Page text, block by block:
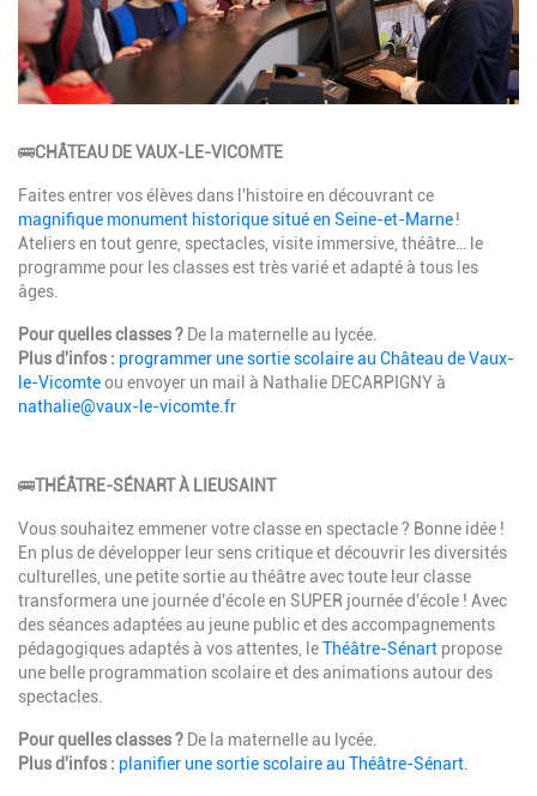
Description
🚌CHÂTEAU DE VAUX-LE-VICOMTE
Faites entrer vos élèves dans l'histoire en découvrant ce
magnifique monument historique situé en Seine-et-Marne!
Ateliers en tout genre, spectacles, visite immersive, théâtre… le
programme pour les classes est très varié et adapté à tous les
âges.
Pour quelles classes ? De la maternelle au lycée.
Plus d'infos : programmer une sortie scolaire au Château de Vaux-
le-Vicomteou envoyer un mail à Nathalie DECARPIGNY à
nathalie@vaux-le-vicomte.fr
Description
🚌THÉÂTRE-SÉNART À LIEUSAINT
Vous souhaitez emmener votre classe en spectacle ? Bonne idée !
En plus de développer leur sens critique et découvrir les diversités
culturelles, une petite sortie au théâtre avec toute leur classe
transformera une journée d'école en SUPER journée d'école ! Avec
des séances adaptées au jeune public et des accompagnements
pédagogiques adaptés à vos attentes, leThéâtre-Sénart propose
une belle programmation scolaire et des animations autour des
spectacles.
Pour quelles classes ? De la maternelle au lycée.
Plus d'infos : planifier une sortie scolaire au Théâtre-Sénart.